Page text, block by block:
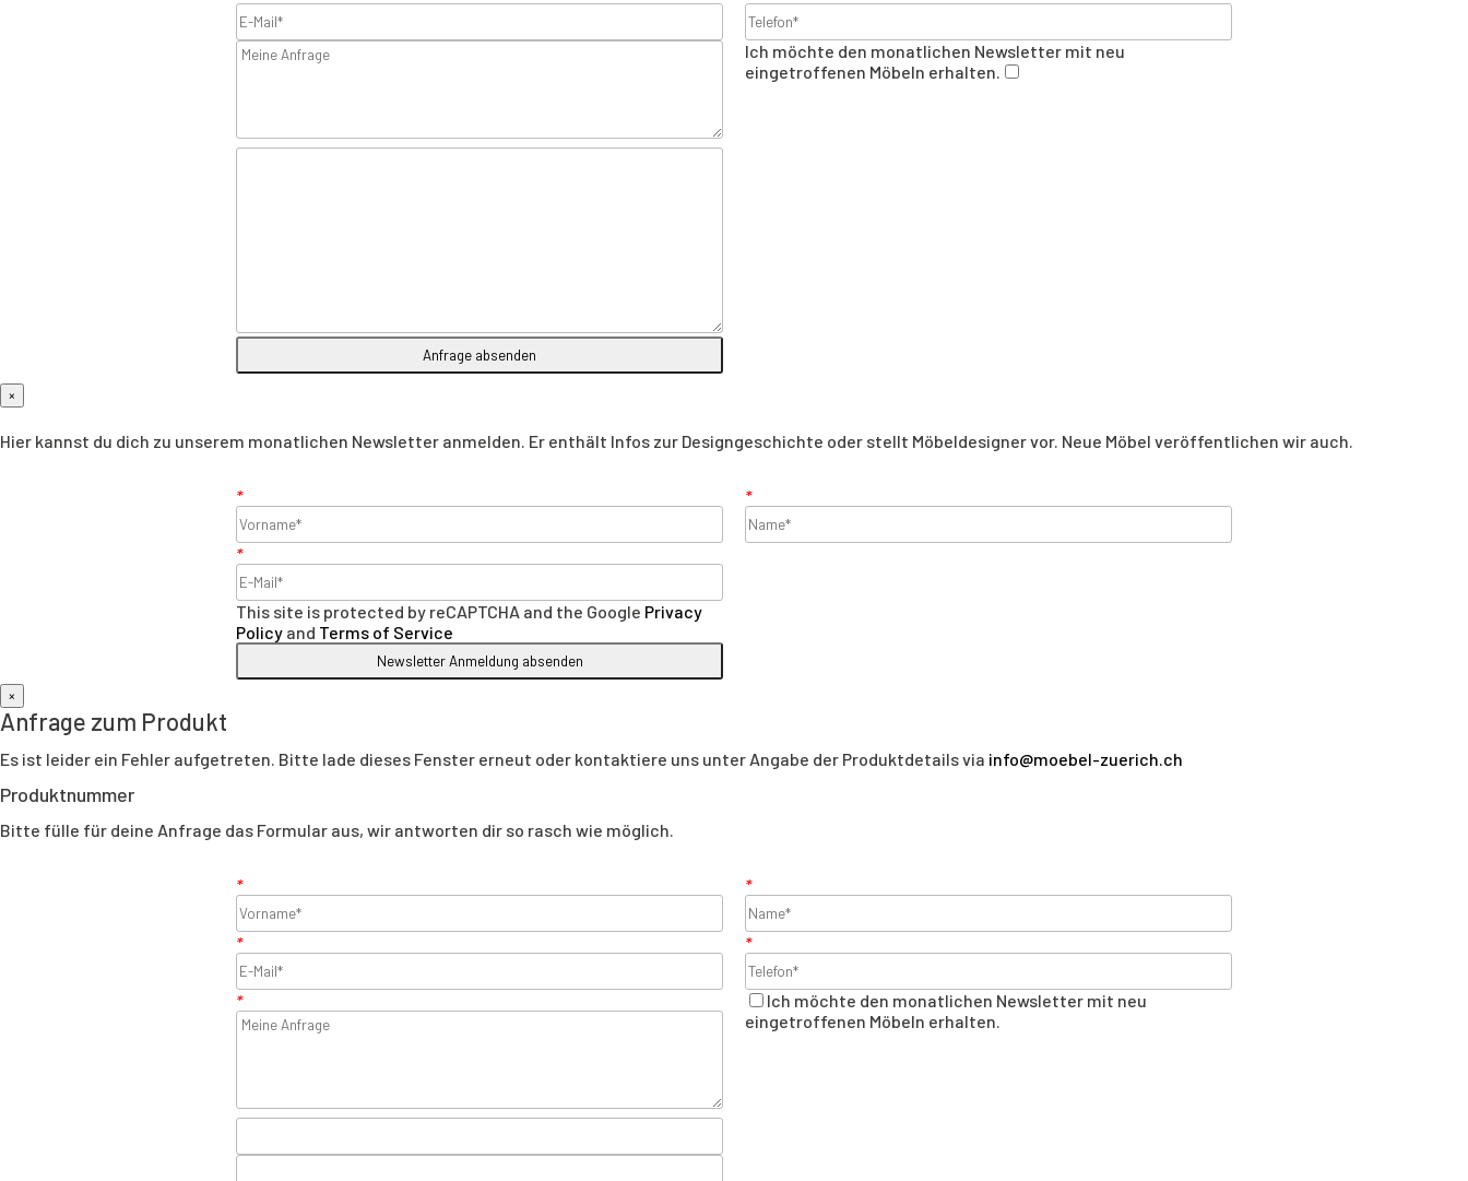
Ich möchte den monatlichen Newsletter mit neu
eingetroffenen Möbeln erhalten.
×
Hier kannst du dich zu unserem monatlichen Newsletter anmelden. Er enthält Infos zur Designgeschichte oder stellt Möbeldesigner vor. Neue Möbel veröffentlichen wir auch.
* *
*
This site is protected by reCAPTCHA and the Google Privacy
Policy and Terms of Service
×
Anfrage zum Produkt
Es ist leider ein Fehler aufgetreten. Bitte lade dieses Fenster erneut oder kontaktiere uns unter Angabe der Produktdetails via info@moebel-zuerich.ch
Produktnummer
Bitte fülle für deine Anfrage das Formular aus, wir antworten dir so rasch wie möglich.
* *
* *
*
Ich möchte den monatlichen Newsletter mit neu
eingetroffenen Möbeln erhalten.